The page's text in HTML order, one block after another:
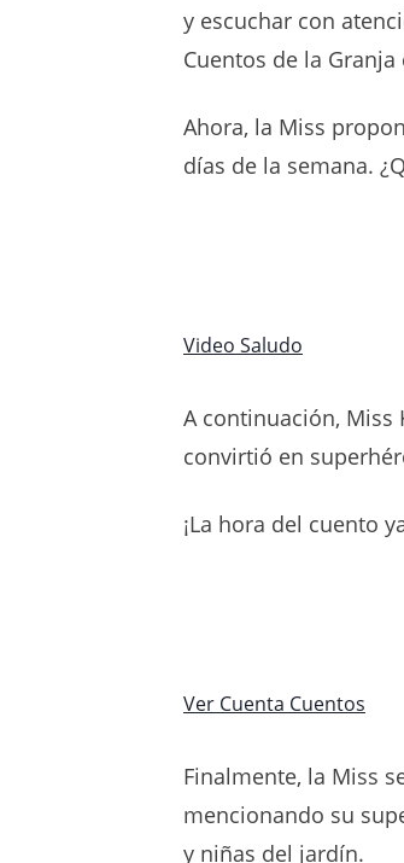
y escuchar con
Cuentos de la
Ahora, la Miss
días de la semana.
Video Saludo
A continuación, Miss
convirtió en
¡La hora del cuento
Ver Cuenta Cuentos
Finalmente, la Miss
mencionando su
y niñas del jardín.